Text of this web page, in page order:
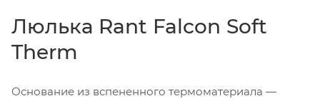
Люлька Rant Falcon Soft
Therm
Основание из вспененного термоматериала —